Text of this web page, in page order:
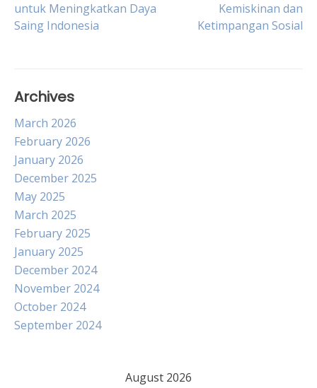
navigation
untuk Meningkatkan Daya
Saing Indonesia
Kemiskinan dan
Ketimpangan Sosial
Archives
March 2026
February 2026
January 2026
December 2025
May 2025
March 2025
February 2025
January 2025
December 2024
November 2024
October 2024
September 2024
August 2026